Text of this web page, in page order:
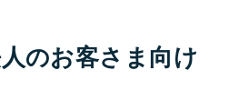
のお客さま向け